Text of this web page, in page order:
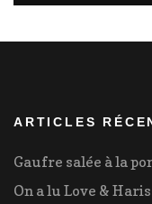
ARTICLES
Gaufre salée à la
On a lu Love &